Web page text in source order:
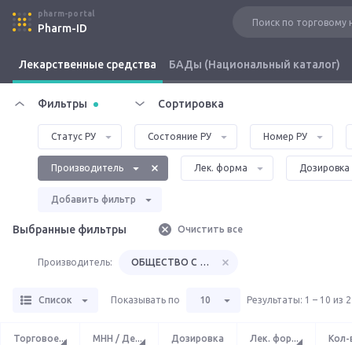
pharm-portal
Pharm-ID
Лекарственные средства БАДы (Национальный каталог)
Фильтры Сортировка
Статус РУ Состояние РУ Номер РУ
Производитель Лек. форма Дозировка
Добавить фильтр
Выбранные фильтры Очистить все
Производитель: ОБЩЕСТВО С ОГРАНИЧЕННОЙ
Список Показывать по 10 Результаты: 1 – 10 из
Торговое... МНН / Де... Дозировка Лек. фор... Кол-